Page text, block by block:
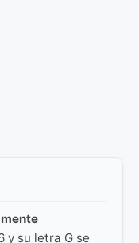
y su letra G se